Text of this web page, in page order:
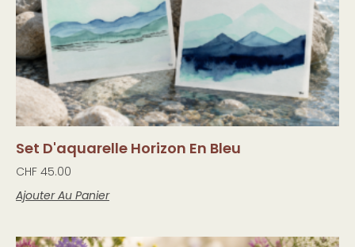
Set D'aquarelle Horizon En Bleu
CHF 45.00
Ajouter Au Panier